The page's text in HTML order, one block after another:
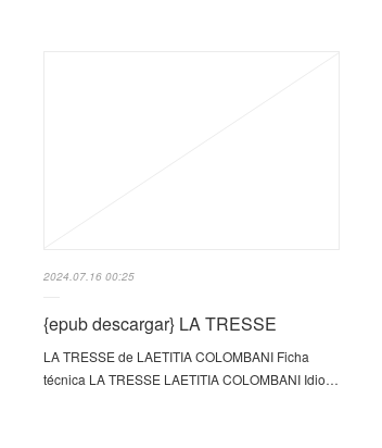
2024.07.16 00:25
{epub descargar} LA TRESSE
LA TRESSE de LAETITIA COLOMBANI Ficha
técnica LA TRESSE LAETITIA COLOMBANI Idio…